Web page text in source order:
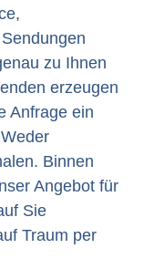
zu Ihnen
erzeugen
Anfrage ein
Binnen
Angebot für
Sie
Traum per